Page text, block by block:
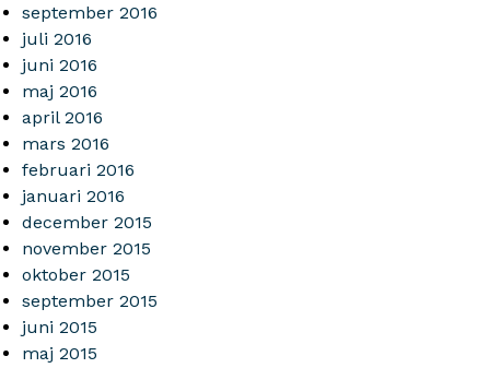
september 2016
juli 2016
juni 2016
maj 2016
april 2016
mars 2016
februari 2016
januari 2016
december 2015
november 2015
oktober 2015
september 2015
juni 2015
maj 2015